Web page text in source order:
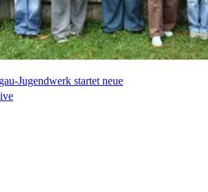
Jugendwerk startet neue